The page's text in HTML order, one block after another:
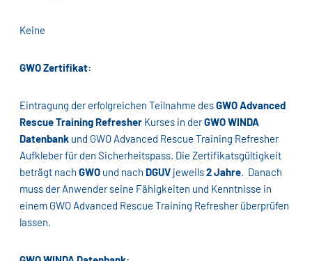
Keine
GWO Zertifikat:
Eintragung der erfolgreichen Teilnahme desGWO Advanced
Rescue Training RefresherKurses in derGWO WINDA
Datenbankund GWO Advanced Rescue Training Refresher
Aufkleber für den Sicherheitspass. Die Zertifikatsgültigkeit
beträgt nach GWOund nach DGUV jeweils2 Jahre. Danach
muss der Anwender seine Fähigkeiten und Kenntnisse in
einem GWO Advanced Rescue Training Refresher überprüfen
lassen.